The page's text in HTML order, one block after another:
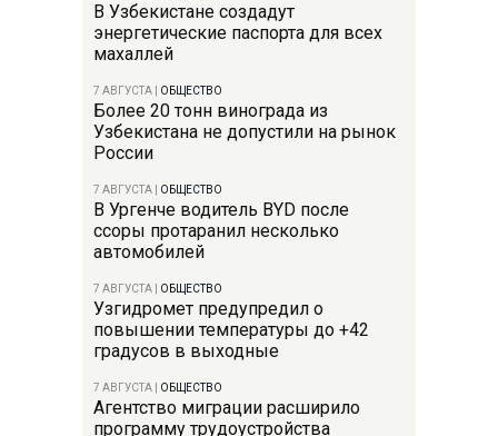
В Узбекистане создадут
энергетические паспорта для всех
махаллей
7 АВГУСТА ОБЩЕСТВО
Более 20 тонн винограда из
Узбекистана не допустили на рынок
России
7 АВГУСТА ОБЩЕСТВО
В Ургенче водитель BYD после
ссоры протаранил несколько
автомобилей
7 АВГУСТА ОБЩЕСТВО
Узгидромет предупредил о
повышении температуры до +42
градусов в выходные
7 АВГУСТА ОБЩЕСТВО
Агентство миграции расширило
программу трудоустройства